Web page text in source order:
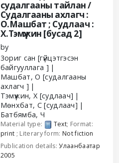
судалгааны тайлан /
Судалгааны ахлагч :
О.Машбат ; Судлаач :
Х.Тэмүүжин [бусад 2]
by
3ориг сан [гүйцэтгэсэн
байгууллага ]
Машбат, О [судалгааны
ахлагч ]
Тэмүүжин, Х [судлаач]
Мөнхбат, С[судлаач]
Батбямба, Ч
Material type: Text; Format:
print ; Literary form:Not fiction
Publication details:Улаанбаатар
2005